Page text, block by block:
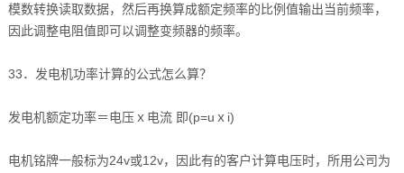
模数转换读取数据，然后再换算成额定频率的比例值输出当前频率，
因此调整电阻值即可以调整变频器的频率。
33．发电机功率计算的公式怎么算？
发电机额定功率＝电压ｘ电流 即(p=uｘi)
电机铭牌一般标为24v或12v，因此有的客户计算电压时，所用公司为